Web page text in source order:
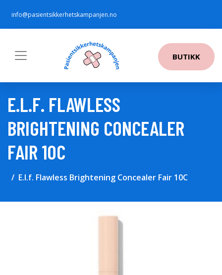
info@pasientsikkerhetskampanjen.no
BUTIKK
E.L.F. FLAWLESS
BRIGHTENING CONCEALER
FAIR 10C
E.l.f. Flawless Brightening Concealer Fair 10C